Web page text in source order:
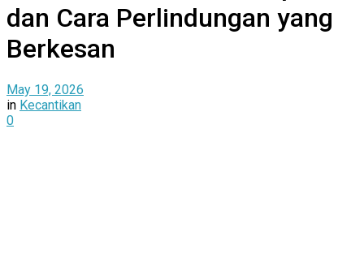
dan Cara Perlindungan yang
Berkesan
May 19, 2026
in Kecantikan
0